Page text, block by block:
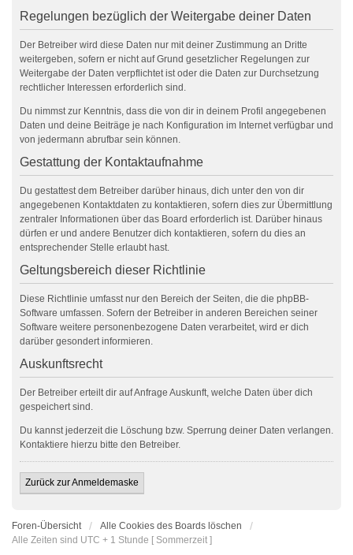
Regelungen bezüglich der Weitergabe deiner Daten
Der Betreiber wird diese Daten nur mit deiner Zustimmung an Dritte
weitergeben, sofern er nicht auf Grund gesetzlicher Regelungen zur
Weitergabe der Daten verpflichtet ist oder die Daten zur Durchsetzung
rechtlicher Interessen erforderlich sind.
Du nimmst zur Kenntnis, dass die von dir in deinem Profil angegebenen
Daten und deine Beiträge je nach Konfiguration im Internet verfügbar und
von jedermann abrufbar sein können.
Gestattung der Kontaktaufnahme
Du gestattest dem Betreiber darüber hinaus, dich unter den von dir
angegebenen Kontaktdaten zu kontaktieren, sofern dies zur Übermittlung
zentraler Informationen über das Board erforderlich ist. Darüber hinaus
dürfen er und andere Benutzer dich kontaktieren, sofern du dies an
entsprechender Stelle erlaubt hast.
Geltungsbereich dieser Richtlinie
Diese Richtlinie umfasst nur den Bereich der Seiten, die die phpBB-
Software umfassen. Sofern der Betreiber in anderen Bereichen seiner
Software weitere personenbezogene Daten verarbeitet, wird er dich
darüber gesondert informieren.
Auskunftsrecht
Der Betreiber erteilt dir auf Anfrage Auskunft, welche Daten über dich
gespeichert sind.
Du kannst jederzeit die Löschung bzw. Sperrung deiner Daten verlangen.
Kontaktiere hierzu bitte den Betreiber.
Zurück zur Anmeldemaske
Foren-Übersicht
Alle Cookies des Boards löschen
Alle Zeiten sind UTC + 1 Stunde [ Sommerzeit ]